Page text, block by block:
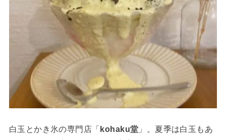
白玉とかき氷の専門店「kohaku堂 」。夏季は白玉もあ